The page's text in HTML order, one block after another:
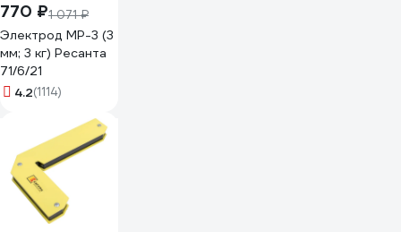
770 ₽1 071 ₽
Электрод МР-3 (3
мм; 3 кг) Ресанта
71/6/21
4.2(1114)